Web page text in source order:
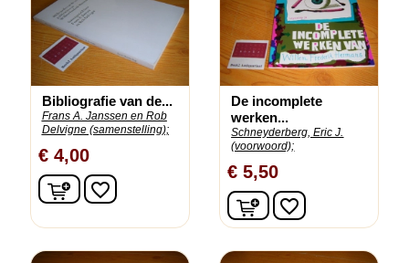
Bibliografie van de...
Frans A. Janssen en Rob
Delvigne (samenstelling);
€ 4,00
In winkelwagen
favorite_border
De incomplete
werken...
Schneyderberg, Eric J.
(voorwoord);
€ 5,50
In winkelwagen
favorite_border